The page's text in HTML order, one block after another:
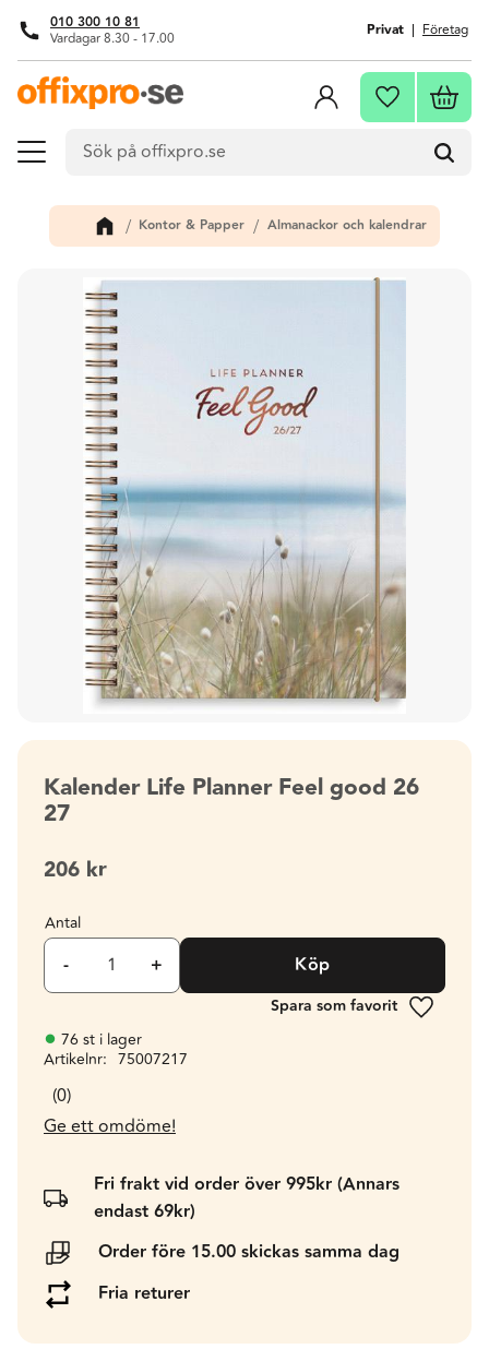
Meny
010 300 10 81
Vardagar 8.30 - 17.00 Privat Företag
Favoriter
Kontor & Papper Almanackor och kalendrar
Kalender Life Planner Feel good 26
27
206 kr
Antal
+
- Köp
Lägg till
76 st i lager
Artikelnr
75007217
0
Ge ett omdöme!
Fri frakt vid order över 995kr (Annars
endast 69kr)
Order före 15.00 skickas samma dag
Fria returer